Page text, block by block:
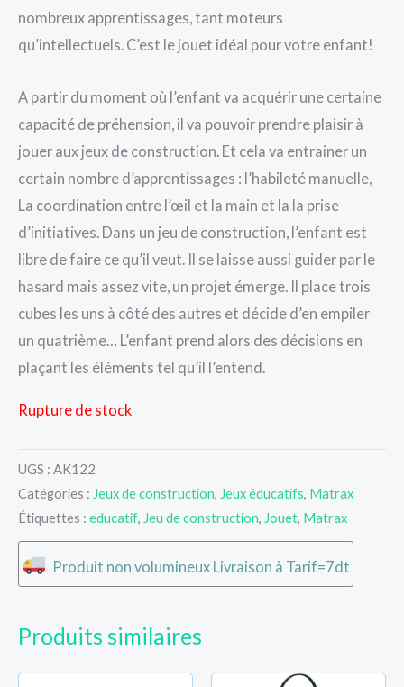
nombreux apprentissages, tant moteurs
qu’intellectuels. C’est le jouet idéal pour votre enfant!
A partir du moment où l’enfant va acquérir une certaine
capacité de préhension, il va pouvoir prendre plaisir à
jouer aux jeux de construction. Et cela va entrainer un
certain nombre d’apprentissages : l’habileté manuelle,
La coordination entre l’œil et la main et la la prise
d’initiatives. Dans un jeu de construction, l’enfant est
libre de faire ce qu’il veut. Il se laisse aussi guider par le
hasard mais assez vite, un projet émerge. Il place trois
cubes les uns à côté des autres et décide d’en empiler
un quatrième… L’enfant prend alors des décisions en
plaçant les éléments tel qu’il l’entend.
Rupture de stock
UGS : AK122
Catégories : Jeux de construction, Jeux éducatifs, Matrax
Étiquettes : educatif, Jeu de construction, Jouet, Matrax
Produit non volumineux Livraison à Tarif=7dt
Produits similaires